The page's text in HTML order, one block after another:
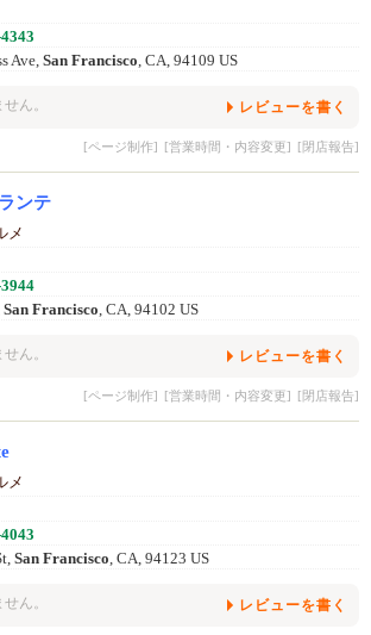
Ave, San Francisco, CA, 94109 US
ん。 レビューを書く
[ページ制作] [営業時間・内容変更] [閉店報告]
ンテ
メ
San Francisco, CA, 94102 US
ん。 レビューを書く
[ページ制作] [営業時間・内容変更] [閉店報告]
メ
San Francisco, CA, 94123 US
ん。 レビューを書く